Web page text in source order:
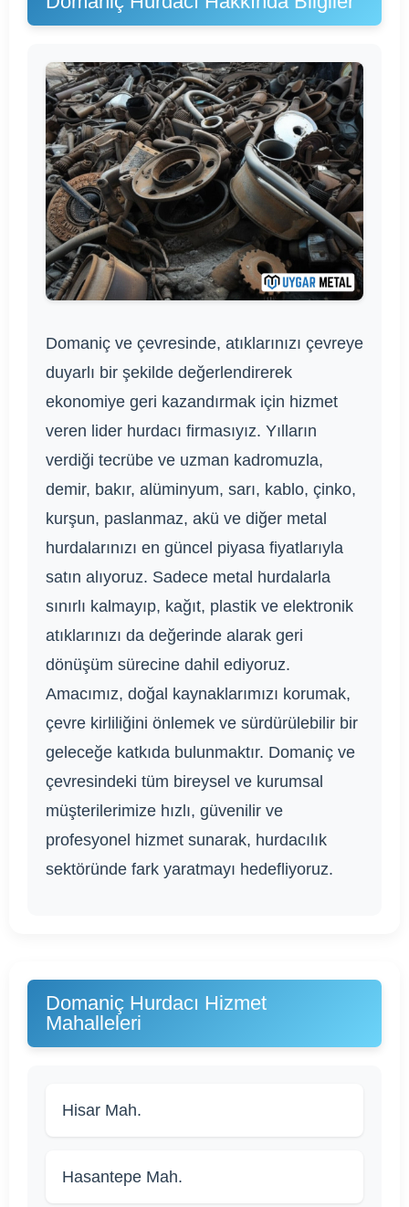
Domaniç ve çevresinde, atıklarınızı çevreye
duyarlı bir şekilde değerlendirerek
ekonomiye geri kazandırmak için hizmet
veren lider hurdacı firmasıyız. Yılların
verdiği tecrübe ve uzman kadromuzla,
demir, bakır, alüminyum, sarı, kablo, çinko,
kurşun, paslanmaz, akü ve diğer metal
hurdalarınızı en güncel piyasa fiyatlarıyla
satın alıyoruz. Sadece metal hurdalarla
sınırlı kalmayıp, kağıt, plastik ve elektronik
atıklarınızı da değerinde alarak geri
dönüşüm sürecine dahil ediyoruz.
Amacımız, doğal kaynaklarımızı korumak,
çevre kirliliğini önlemek ve sürdürülebilir bir
geleceğe katkıda bulunmaktır. Domaniç ve
çevresindeki tüm bireysel ve kurumsal
müşterilerimize hızlı, güvenilir ve
profesyonel hizmet sunarak, hurdacılık
sektöründe fark yaratmayı hedefliyoruz.
Domaniç Hurdacı Hizmet
Mahalleleri
Hisar Mah.
Hasantepe Mah.